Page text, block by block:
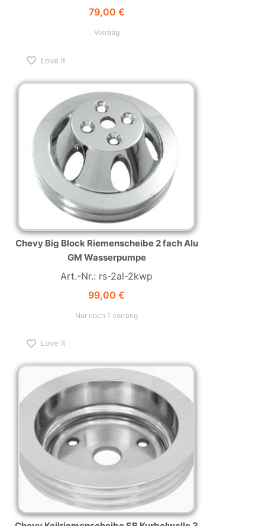
79,00 €
Vorrätig
Love it
Chevy Big Block Riemenscheibe 2 fach Alu
GM Wasserpumpe
Art.-Nr.: rs-2al-2kwp
99,00 €
Nur noch 1 vorrätig
Love it